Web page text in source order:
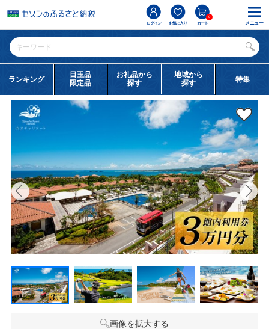
ログイン お気に入り カート
0
ランキング
目玉品
限定品
お礼品から
探す
地域から
探す
特集
画像を拡大する
メニュー